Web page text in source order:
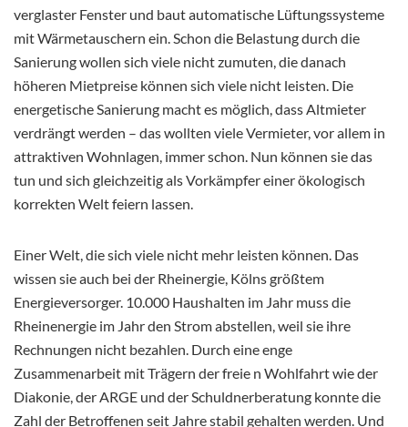
verglaster Fenster und baut automatische Lüftungssysteme
mit Wärmetauschern ein. Schon die Belastung durch die
Sanierung wollen sich viele nicht zumuten, die danach
höheren Mietpreise können sich viele nicht leisten. Die
energetische Sanierung macht es möglich, dass Altmieter
verdrängt werden – das wollten viele Vermieter, vor allem in
attraktiven Wohnlagen, immer schon. Nun können sie das
tun und sich gleichzeitig als Vorkämpfer einer ökologisch
korrekten Welt feiern lassen.
Einer Welt, die sich viele nicht mehr leisten können. Das
wissen sie auch bei der Rheinergie, Kölns größtem
Energieversorger. 10.000 Haushalten im Jahr muss die
Rheinenergie im Jahr den Strom abstellen, weil sie ihre
Rechnungen nicht bezahlen. Durch eine enge
Zusammenarbeit mit Trägern der freie n Wohlfahrt wie der
Diakonie, der ARGE und der Schuldnerberatung konnte die
Zahl der Betroffenen seit Jahre stabil gehalten werden. Und